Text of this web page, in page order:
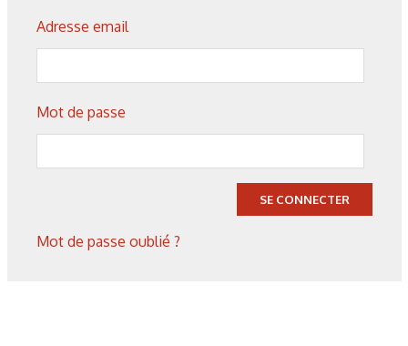
thème
Adresse email
Mot de passe
SE CONNECTER
Mot de passe oublié ?